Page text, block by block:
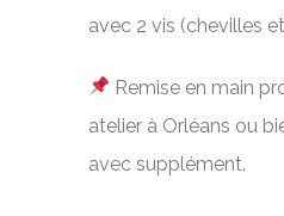
avec 2 vis (chevilles
Remise en main
atelier à Orléans ou
avec supplément.